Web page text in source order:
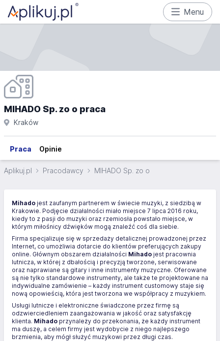
Menu
MIHADO Sp. zo o praca
Kraków
Praca Opinie
Aplikuj.pl Pracodawcy MIHADO Sp. zo o
Mihado jest zaufanym partnerem w świecie muzyki, z siedzibą w
Krakowie. Podjęcie działalności miało miejsce 7 lipca 2016 roku,
kiedy to z pasji do muzyki oraz rzemiosła powstało miejsce, w
którym miłośnicy dźwięków mogą znaleźć coś dla siebie.
Firma specjalizuje się w sprzedaży detalicznej prowadzonej przez
Internet, co umożliwia dotarcie do klientów preferujących zakupy
online. Głównym obszarem działalności Mihado jest pracownia
lutnicza, w której z dbałością i precyzją tworzone, serwisowane
oraz naprawiane są gitary i inne instrumenty muzyczne. Oferowane
są nie tylko standardowe instrumenty, ale także te projektowane na
indywidualne zamówienie – każdy instrument customowy staje się
nową opowieścią, która jest tworzona we współpracy z muzykiem.
Usługi lutnicze i elektroniczne świadczone przez firmę są
odzwierciedleniem zaangażowania w jakość oraz satysfakcję
klienta. Mihado przynależy do przekonania, że każdy instrument
ma duszę, a celem firmy jest wydobycie z niego najlepszego
brzmienia, aby mógł służyć muzykowi przez długi czas.